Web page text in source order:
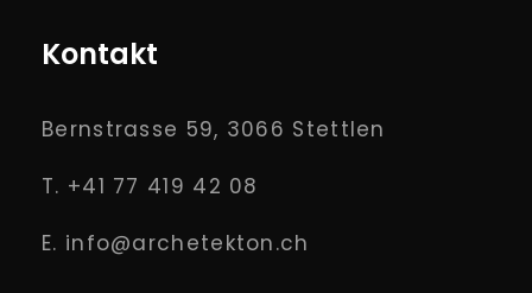
Kontakt
Bernstrasse 59, 3066 Stettlen
T. +41 77 419 42 08
E. info@archetekton.ch